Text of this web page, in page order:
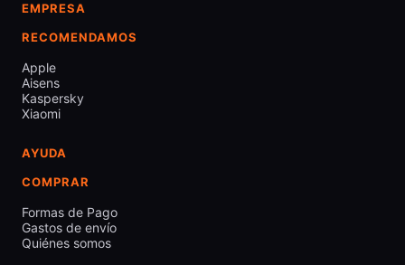
EMPRESA
RECOMENDAMOS
Apple
Aisens
Kaspersky
Xiaomi
AYUDA
COMPRAR
Formas de Pago
Gastos de envío
Quiénes somos